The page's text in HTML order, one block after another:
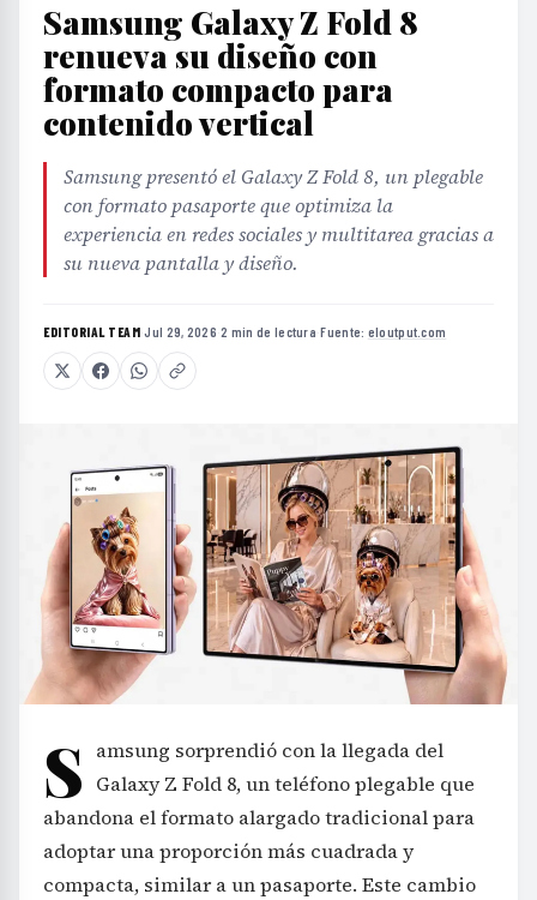
Samsung Galaxy Z Fold 8
renueva su diseño con
formato compacto para
contenido vertical
Samsung presentó el Galaxy Z Fold 8, un plegable
con formato pasaporte que optimiza la
experiencia en redes sociales y multitarea gracias a
su nueva pantalla y diseño.
EDITORIAL TEAM·Jul 29, 2026·2 min de lectura·Fuente: eloutput.com
S amsung sorprendió con la llegada del
Galaxy Z Fold 8, un teléfono plegable que
abandona el formato alargado tradicional para
adoptar una proporción más cuadrada y
compacta, similar a un pasaporte. Este cambio